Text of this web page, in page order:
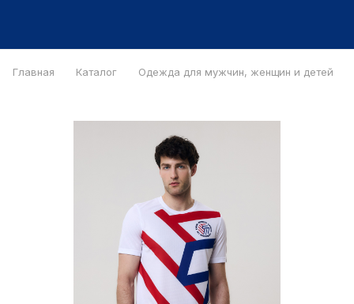
Главная Каталог Одежда для мужчин, женщин и детей